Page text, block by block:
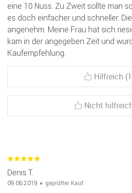
eine 10 Nuss. Zu Zweit sollte man
es doch einfacher und schneller. Die
angenehm. Meine Frau hat sich
kam in der angegeben Zeit und
Kaufempfehlung.
Hilfreich
Nicht
Denis T.
09.06.2019 geprüfter Kauf